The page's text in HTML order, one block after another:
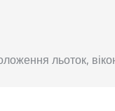
льоток,